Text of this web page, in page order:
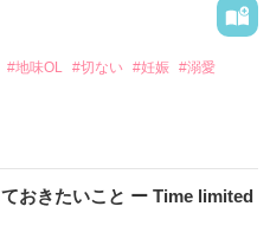
#地味OL #切ない #妊娠 #溺愛
が覚めると手切れ金とも思え
おきたいこと ー Time limited